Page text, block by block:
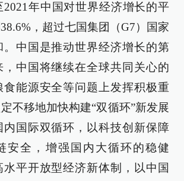
2021年中国对世界经济增长的平
，超过七国集团（G7）国家
中国是推动世界经济增长的第
中国将继续在全球共同关心的
能源安全等问题上发挥积极重
不移地加快构建“双循环”新发展
内国际双循环，以科技创新保障
安全，增强国内大循环的稳健
平开放型经济新体制，以中国